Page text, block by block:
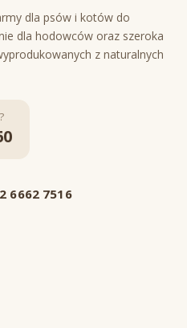
dla psów i kotów do
dla hodowców oraz szeroka
z naturalnych
6662 7516